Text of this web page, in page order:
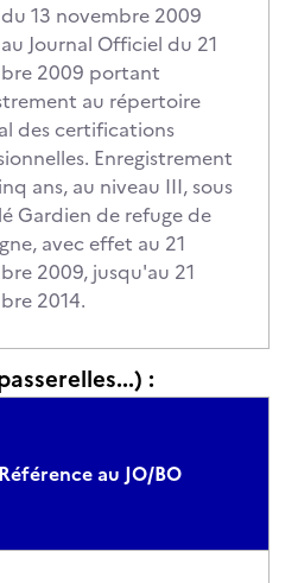
13 novembre 2009
Journal Officiel du 21
2009 portant
au répertoire
des certifications
Enregistrement
ans, au niveau III, sous
Gardien de refuge de
avec effet au 21
2009, jusqu'au 21
2014.
:
Référence au JO/BO